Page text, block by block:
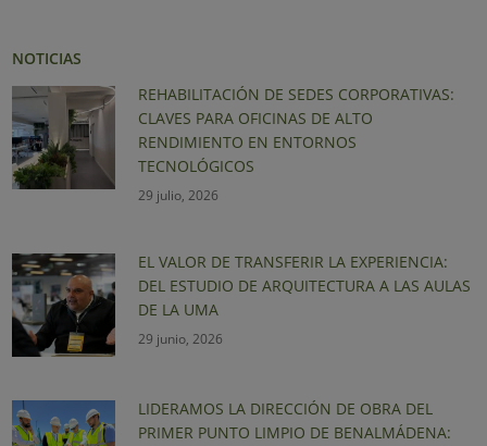
NOTICIAS
REHABILITACIÓN DE SEDES CORPORATIVAS:
CLAVES PARA OFICINAS DE ALTO
RENDIMIENTO EN ENTORNOS
TECNOLÓGICOS
29 julio, 2026
EL VALOR DE TRANSFERIR LA EXPERIENCIA:
DEL ESTUDIO DE ARQUITECTURA A LAS AULAS
DE LA UMA
29 junio, 2026
LIDERAMOS LA DIRECCIÓN DE OBRA DEL
PRIMER PUNTO LIMPIO DE BENALMÁDENA: